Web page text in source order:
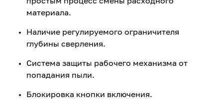
материала.
Наличие регулируемого ограничителя
глубины сверления.
Система защиты рабочего механизма от
попадания пыли.
Блокировка кнопки включения.